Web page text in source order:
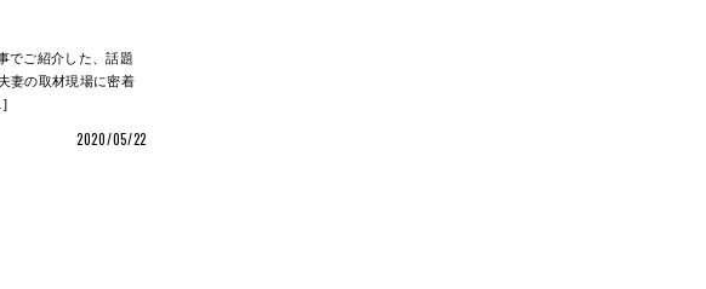
でご紹介した、話題
妻の取材現場に密着
2020/05/22